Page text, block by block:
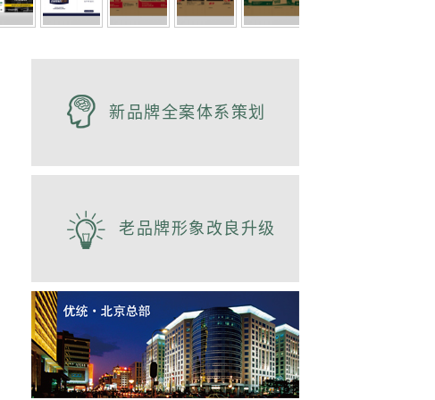
新品牌全案体系策划
老品牌形象改良升级